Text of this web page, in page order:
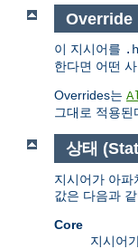
Override
이 지시어를
한다면 어떤
Overrides는
그대로 적용
상태
지시어가 아
값은 다음과
Core
지시어